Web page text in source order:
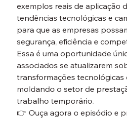
exemplos reais de aplicação
tendências tecnológicas e
para que as empresas
segurança, eficiência e
Essa é uma oportunidade
associados se atualizarem
transformações tecnológicas
moldando o setor de
trabalho temporário.
👉 Ouça agora o episódio e